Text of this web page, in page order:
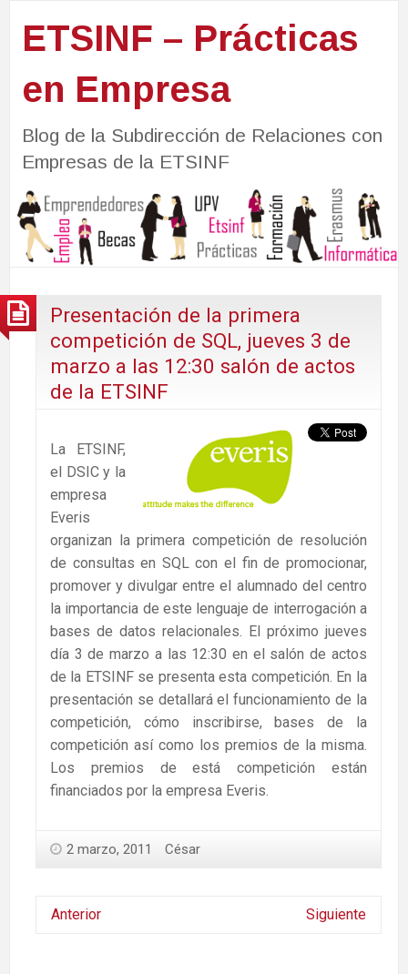
ETSINF – Prácticas
en Empresa
Blog de la Subdirección de Relaciones con
Empresas de la ETSINF
Presentación de la primera
competición de SQL, jueves 3 de
marzo a las 12:30 salón de actos
de la ETSINF
La ETSINF,
el DSIC y la
empresa
Everis
organizan la primera competición de resolución
de consultas en SQL con el fin de promocionar,
promover y divulgar entre el alumnado del centro
la importancia de este lenguaje de interrogación a
bases de datos relacionales. El próximo jueves
día 3 de marzo a las 12:30 en el salón de actos
de la ETSINF se presenta esta competición. En la
presentación se detallará el funcionamiento de la
competición, cómo inscribirse, bases de la
competición así como los premios de la misma.
Los premios de está competición están
financiados por la empresa Everis.
2 marzo, 2011 César
Anterior Siguiente